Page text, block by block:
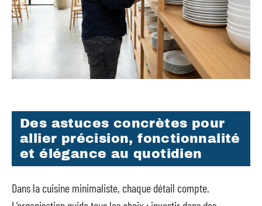
Des astuces concrètes pour
allier précision, fonctionnalité
et élégance au quotidien
Dans la cuisine minimaliste, chaque détail compte.